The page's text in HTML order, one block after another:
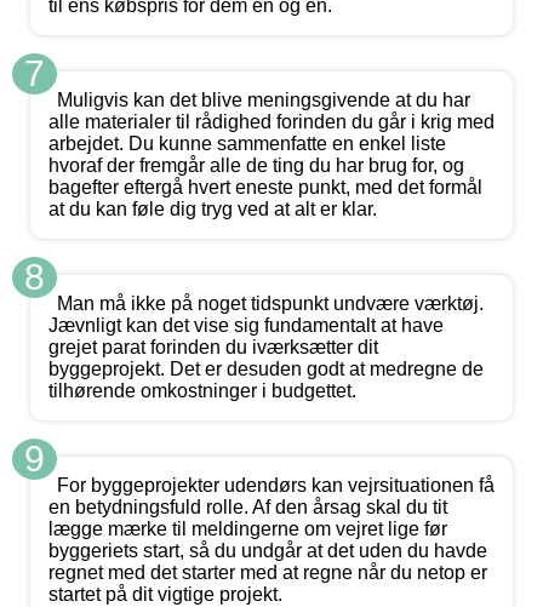
til ens købspris for dem én og én.
7
Muligvis kan det blive meningsgivende at du har
alle materialer til rådighed forinden du går i krig med
arbejdet. Du kunne sammenfatte en enkel liste
hvoraf der fremgår alle de ting du har brug for, og
bagefter eftergå hvert eneste punkt, med det formål
at du kan føle dig tryg ved at alt er klar.
8
Man må ikke på noget tidspunkt undvære værktøj.
Jævnligt kan det vise sig fundamentalt at have
grejet parat forinden du iværksætter dit
byggeprojekt. Det er desuden godt at medregne de
tilhørende omkostninger i budgettet.
9
For byggeprojekter udendørs kan vejrsituationen få
en betydningsfuld rolle. Af den årsag skal du tit
lægge mærke til meldingerne om vejret lige før
byggeriets start, så du undgår at det uden du havde
regnet med det starter med at regne når du netop er
startet på dit vigtige projekt.